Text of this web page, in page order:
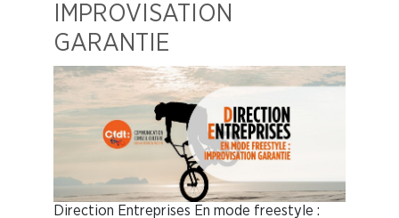
IMPROVISATION
GARANTIE
Direction Entreprises En mode freestyle :